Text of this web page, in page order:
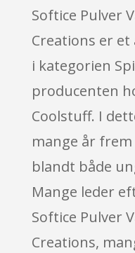
Softice Pulver
Creations er
i kategorien
producenten
Coolstuff. I
mange år
blandt både
Mange leder
Softice Pulver
Creations,